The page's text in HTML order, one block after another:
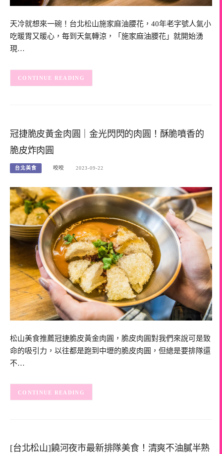
天冷就想來一碗！台北松山施家麻油腰花，40年老字號人氣小
吃暖胃又暖心，每到天氣轉涼，「施家麻油腰花」就開始湧
現…
CONTINUE READING
冠捷脆皮黃金肉圓｜金光閃閃的肉圓！酥脆噴香的
脆皮炸肉圓
台北美食 咬咬 2023-09-22
松山美食推薦冠捷脆皮黃金肉圓，脆皮肉圓對我們來說可是致
命的吸引力，以往都是跑到中壢的脆皮肉圓，但總是要排隊還
不…
CONTINUE READING
[台北松山]饒河夜市最新排隊美食！清爽不油膩半熟